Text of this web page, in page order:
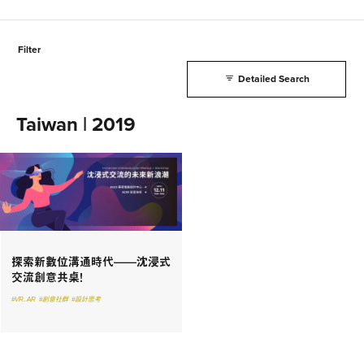
Filter
Detailed Search
Taiwan | 2019
探索新數位溝通時代——沈浸式
交流創意共桌！
#VR．AR #創意社群 #設計思考